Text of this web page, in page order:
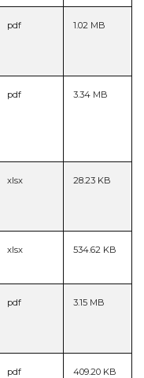
pdf 1.02 MB
pdf 3.34 MB
xlsx 28.23 KB
xlsx 534.62 KB
pdf 3.15 MB
pdf 409.20 KB